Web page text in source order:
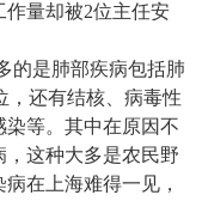
作量却被2位主任安
的是肺部疾病包括肺
，还有结核、病毒性
染等。其中在原因不
这种大多是农民野
在上海难得一见，